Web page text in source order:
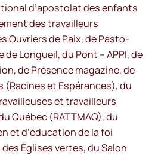
d’apostolat des enfants
des travailleurs
Ouvriers de Paix, de Pasto-
Longueil, du Pont – APPI, de
de Présence magazine, de
(Racines et Espérances), du
et travailleurs
Québec (RATTMAQ), du
et d’éducation de la foi
des Églises vertes, du Salon